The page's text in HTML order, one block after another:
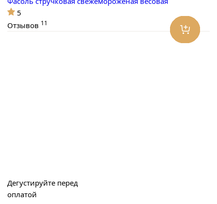
5
Отзывов 11
Дегустируйте перед
оплатой